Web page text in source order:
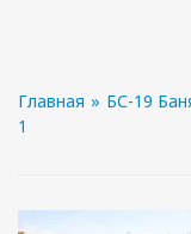
Главная » БС-19
1